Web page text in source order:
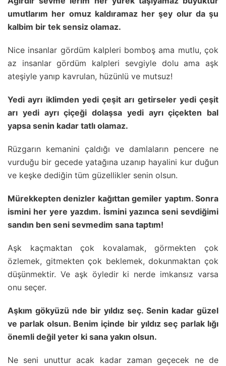
umutlarım her omuz kaldıramaz her şey olur da şu
kalbim bir tek sensiz olamaz.
Nice insanlar gördüm kalpleri bomboş ama mutlu, çok
az insanlar gördüm kalpleri sevgiyle dolu ama aşk
ateşiyle yanıp kavrulan, hüzünlü ve mutsuz!
Yedi ayrı iklimden yedi çeşit arı getirseler yedi çeşit
arı yedi ayrı çiçeği dolaşsa yedi ayrı çiçekten bal
yapsa senin kadar tatlı olamaz.
Rüzgarın kemanini çaldığı ve damlaların pencere ne
vurduğu bir gecede yatağına uzanıp hayalini kur duğun
ve keşke dediğin tüm güzellikler senin olsun.
Mürekkepten denizler kağıttan gemiler yaptım. Sonra
ismini her yere yazdım. İsmini yazınca seni sevdiğimi
sandın ben seni sevmedim sana taptım!
Aşk kaçmaktan çok kovalamak, görmekten çok
özlemek, gitmekten çok beklemek, dokunmaktan çok
düşünmektir. Ve aşk öyledir ki nerde imkansız varsa
onu seçer.
Aşkım gökyüzü nde bir yıldız seç. Senin kadar güzel
ve parlak olsun. Benim içinde bir yıldız seç parlak lığı
önemli değil yeter ki sana yakın olsun.
Ne seni unuttur acak kadar zaman geçecek ne de